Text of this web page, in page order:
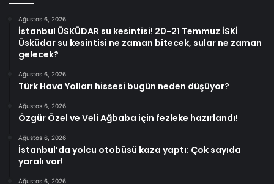
Ağustos 6, 2026
İstanbul ÜSKÜDAR su kesintisi! 20-21 Temmuz İSKİ
Üsküdar su kesintisi ne zaman bitecek, sular ne zaman
gelecek?
Ağustos 6, 2026
Türk Hava Yolları hissesi bugün neden düşüyor?
Ağustos 6, 2026
Özgür Özel ve Veli Ağbaba için fezleke hazırlandı!
Ağustos 6, 2026
İstanbul’da yolcu otobüsü kaza yaptı: Çok sayıda
yaralı var!
Ağustos 6, 2026